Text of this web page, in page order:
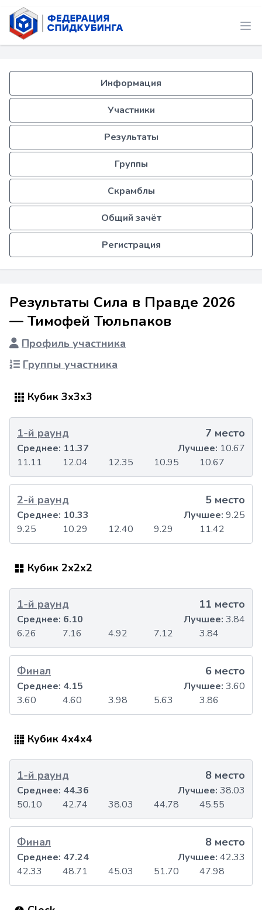
Информация
Участники
Результаты
Группы
Скрамблы
Общий зачёт
Регистрация
Результаты Сила в Правде 2026
— Тимофей Тюльпаков
Профиль участника
Группы участника
Кубик 3x3x3
1-й раунд 7 место
11.11 12.04 12.35 10.95 10.67
Среднее: 11.37 Лучшее: 10.67
2-й раунд 5 место
9.25 10.29 12.40 9.29 11.42
Среднее: 10.33 Лучшее: 9.25
Кубик 2x2x2
1-й раунд 11 место
6.26 7.16 4.92 7.12 3.84
Среднее: 6.10 Лучшее: 3.84
Финал 6 место
3.60 4.60 3.98 5.63 3.86
Среднее: 4.15 Лучшее: 3.60
Кубик 4x4x4
1-й раунд 8 место
50.10 42.74 38.03 44.78 45.55
Среднее: 44.36 Лучшее: 38.03
Финал 8 место
42.33 48.71 45.03 51.70 47.98
Среднее: 47.24 Лучшее: 42.33